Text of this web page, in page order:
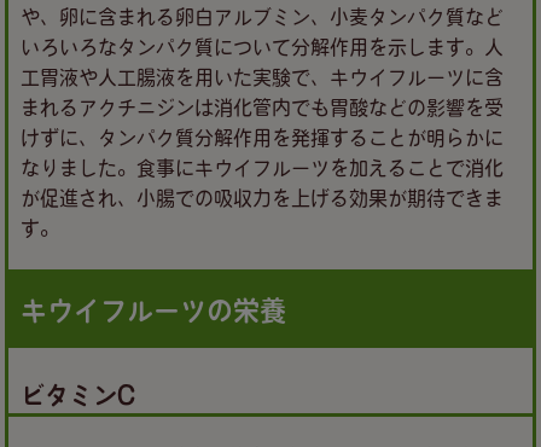
や、卵に含まれる卵白アルブミン、小麦タンパク質など
いろいろなタンパク質について分解作用を示します。人
工胃液や人工腸液を用いた実験で、キウイフルーツに含
まれるアクチニジンは消化管内でも胃酸などの影響を受
けずに、タンパク質分解作用を発揮することが明らかに
なりました。食事にキウイフルーツを加えることで消化
が促進され、小腸での吸収力を上げる効果が期待できま
す。
キウイフルーツの栄養
ビタミンC